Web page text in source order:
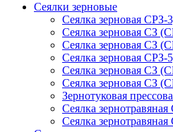
Сеялки зерновые
Сеялка зерновая СРЗ-
Сеялка зерновая СЗ
Сеялка зерновая СЗ
Сеялка зерновая СРЗ-
Сеялка зерновая СЗ
Сеялка зерновая СЗ
Зернотуковая
Сеялка
Сеялка